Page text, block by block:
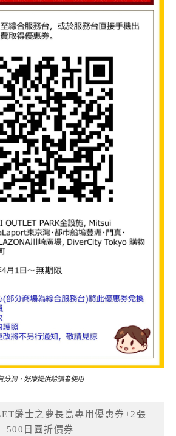
分潤，好康提供給讀者使用
爵士之夢長島專用優惠券+2張
500日圓折價券